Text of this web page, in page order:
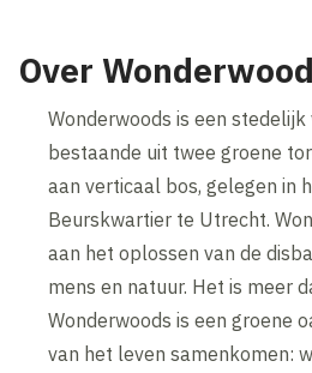
Over
Wonderwoods is een
bestaande uit twee groene
aan verticaal bos, gelegen in
Beurskwartier te Utrecht.
aan het oplossen van de
mens en natuur. Het is meer
Wonderwoods is een groene
van het leven samenkomen: